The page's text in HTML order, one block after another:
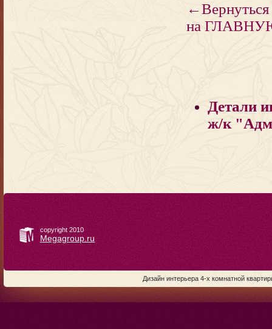
на
Детали
ж/к
Дизайн интерьера 4-х комнатной
copyright 2010
Megagroup.ru